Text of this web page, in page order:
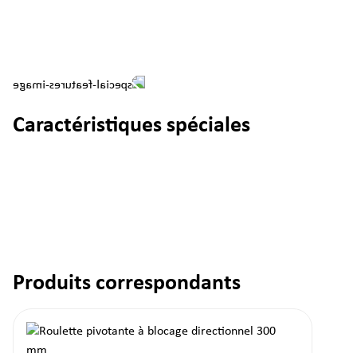
Caractéristiques spéciales
Ignorer la galerie de produits
Produits correspondants